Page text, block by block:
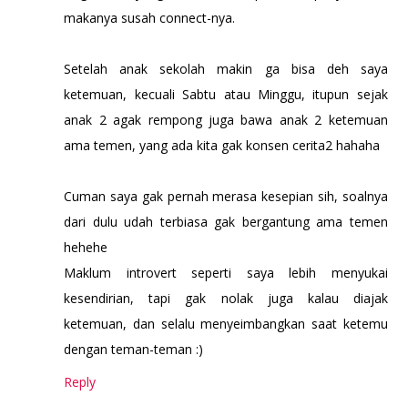
makanya susah connect-nya.
Setelah anak sekolah makin ga bisa deh saya
ketemuan, kecuali Sabtu atau Minggu, itupun sejak
anak 2 agak rempong juga bawa anak 2 ketemuan
ama temen, yang ada kita gak konsen cerita2 hahaha
Cuman saya gak pernah merasa kesepian sih, soalnya
dari dulu udah terbiasa gak bergantung ama temen
hehehe
Maklum introvert seperti saya lebih menyukai
kesendirian, tapi gak nolak juga kalau diajak
ketemuan, dan selalu menyeimbangkan saat ketemu
dengan teman-teman :)
Reply